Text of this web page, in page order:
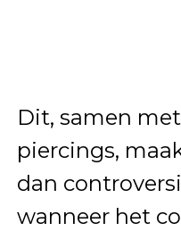
Dit, samen
piercings,
dan
wanneer het